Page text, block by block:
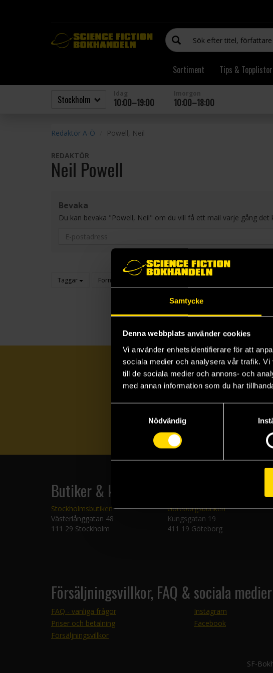
Samtycke
Denna webbplats använder cookies
Vi använder enhetsidentifierare för att
sociala medier och analysera vår trafik.
till de sociala medier och annons- och
med annan information som du har
Nödvändig
Sortiment Tips & Topplistor
10:00–19:00 10:00–18:00
Redaktör A-Ö Powell, Neil
REDAKTÖR
Neil Powell
Bevaka
Du kan bevaka "Powell, Neil" om du vill få ett mail varje gång
Taggar Format
Butiker & kundtjänst
Stockholmsbutiken
Västerlånggatan 48
111 29 Stockholm
Göteborgsbutiken
Kungsgatan 19
411 19 Göteborg
Försäljningsvillkor, FAQ & sociala medier
FAQ - vanliga frågor
Priser och betalning
Försäljningsvillkor
Instagram
Facebook
SF-